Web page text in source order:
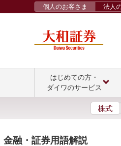
個人のお客さま 法人
はじめての方・
ダイワのサービス
株式
金融・証券用語解説